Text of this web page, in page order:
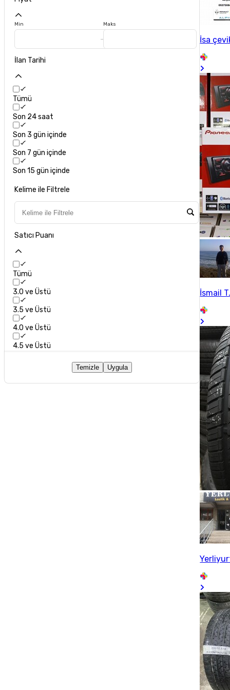
Min Maks
İlan Tarihi
Tümü
Son 24 saat
Son 3 gün içinde
Son 7 gün içinde
Son 15 gün içinde
Kelime ile Filtrele
Satıcı Puanı
Tümü
3.0 ve Üstü
3.5 ve Üstü
4.0 ve Üstü
4.5 ve Üstü
Temizle Uygula
İsa
İsmail